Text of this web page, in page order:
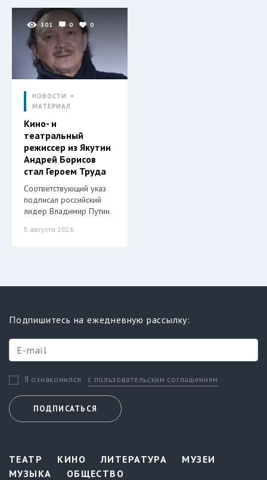
301 0 0
НОВОСТИ
МАТЕРИАЛ
Кино- и
театральный
режиссер из Якутии
Андрей Борисов
стал Героем Труда
Соответствующий указ
подписал российский
лидер Владимир Путин.
5 августа 2026
Подпишитесь на ежедневную рассылку:
Я ознакомился с пользовательским соглашением
ПОДПИСАТЬСЯ
ТЕАТР КИНО ЛИТЕРАТУРА
МУЗЕИ
МУЗЫКА
ОБЩЕСТВО